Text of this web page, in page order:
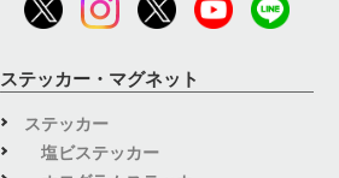
ステッカー・マグネット
ステッカー
塩ビステッカー